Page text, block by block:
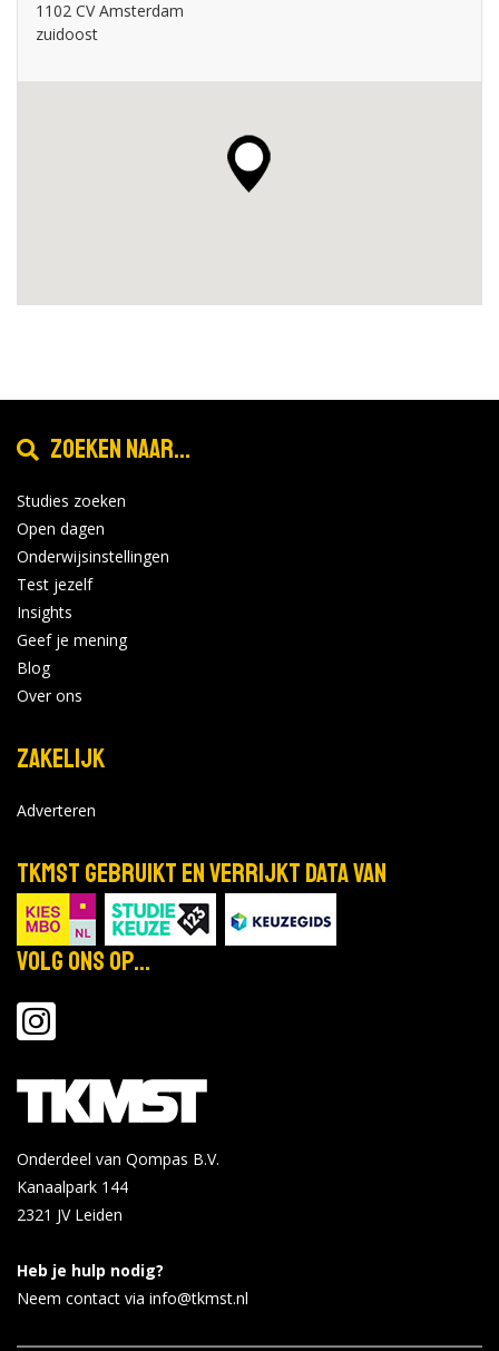
1102 CV Amsterdam
zuidoost
Zoeken naar...
Studies zoeken
Open dagen
Onderwijsinstellingen
Test jezelf
Insights
Geef je mening
Blog
Over ons
Zakelijk
Adverteren
TKMST gebruikt en verrijkt data van
Volg ons op...
Onderdeel van Qompas B.V.
Kanaalpark 144
2321 JV Leiden
Heb je hulp nodig?
Neem contact via info@tkmst.nl